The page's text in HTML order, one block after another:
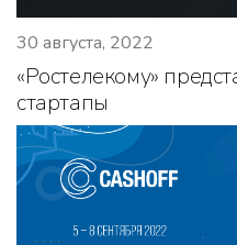
30 августа, 2022
«Ростелекому»
стартапы